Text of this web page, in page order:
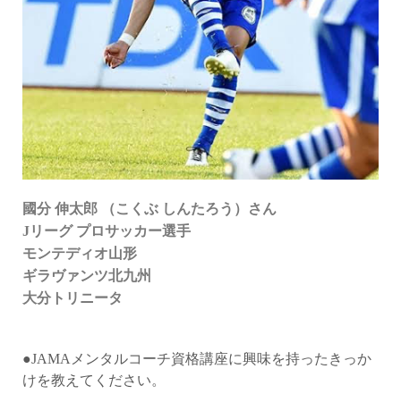
國分 伸太郎 （こくぶ しんたろう）さん
Jリーグ プロサッカー選手
モンテディオ山形
ギラヴァンツ北九州
大分トリニータ
●JAMAメンタルコーチ資格講座に興味を持ったきっか
けを教えてください。